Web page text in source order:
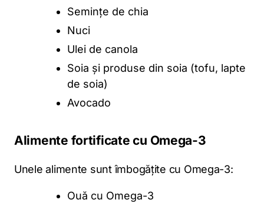
Semințe de chia
Nuci
Ulei de canola
Soia și produse din soia (tofu, lapte
de soia)
Avocado
Alimente fortificate cu Omega-3
Unele alimente sunt îmbogățite cu Omega-3:
Ouă cu Omega-3